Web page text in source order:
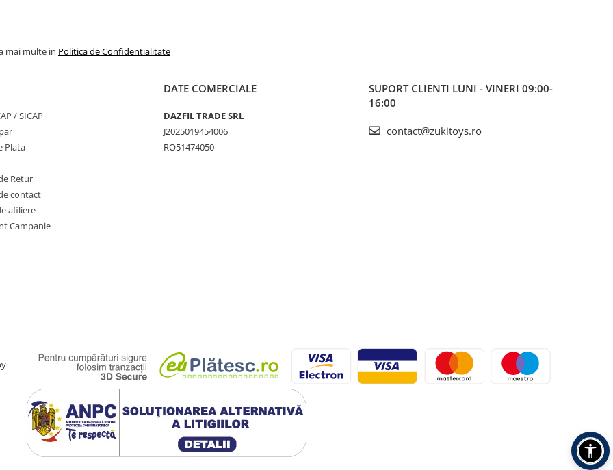
mai multe in Politica de Confidentialitate
/ SICAP
Plata
Retur
contact
afiliere
Campanie
DATE COMERCIALE
DAZFIL TRADE SRL
J2025019454006
RO51474050
SUPORT CLIENTI LUNI - VINERI 09:00-
16:00
contact@zukitoys.ro